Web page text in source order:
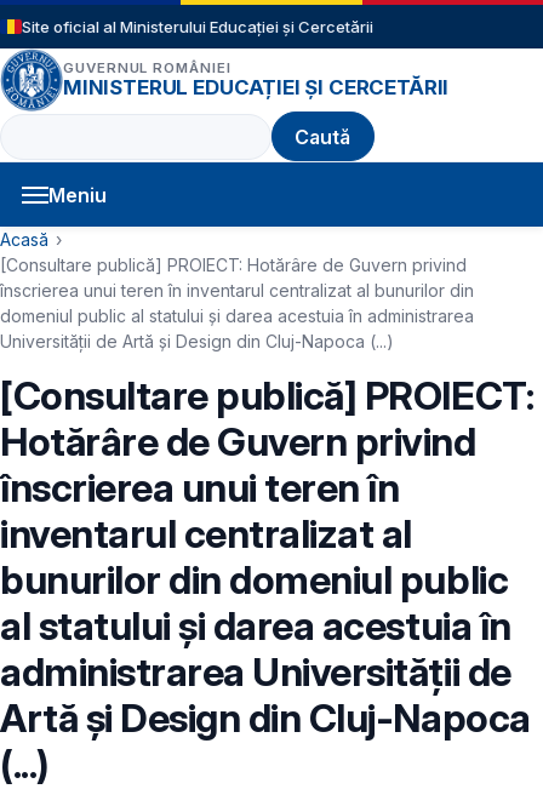
Sari la conținutul principal
Site oficial al Ministerului Educației și Cercetării
GUVERNUL ROMÂNIEI
MINISTERUL EDUCAȚIEI ȘI CERCETĂRII
Caută
Meniu
Navigație principală
Cale de navigare
Acasă
[Consultare publică] PROIECT: Hotărâre de Guvern privind
înscrierea unui teren în inventarul centralizat al bunurilor din
domeniul public al statului și darea acestuia în administrarea
Universității de Artă și Design din Cluj-Napoca (...)
[Consultare publică] PROIECT:
Hotărâre de Guvern privind
înscrierea unui teren în
inventarul centralizat al
bunurilor din domeniul public
al statului și darea acestuia în
administrarea Universității de
Artă și Design din Cluj-Napoca
(...)